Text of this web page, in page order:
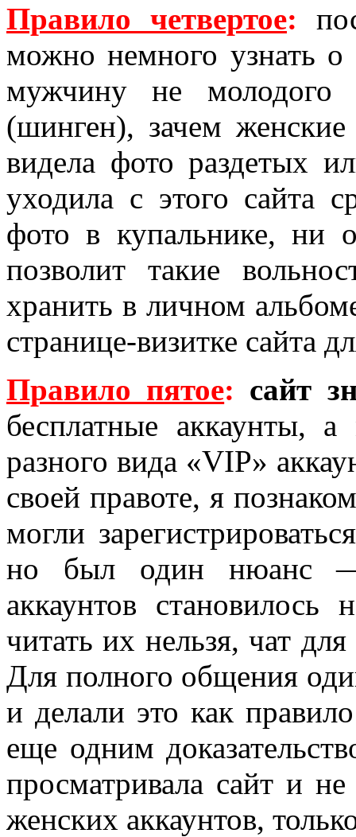
Правило четвертое:
можно немного узнать о
мужчину не
(шинген), зачем
видела фото раздетых
уходила с этого сайта
фото в купальнике, ни
позволит такие
хранить в личном
странице-визитке сайта
Правило пятое: сайт
бесплатные аккаунты,
разного вида «VIP»
своей правоте, я
могли
но был один нюанс —
аккаунтов
читать их нельзя, чат
Для полного общения
и делали это как
еще одним
просматривала сайт и
женских аккаунтов,